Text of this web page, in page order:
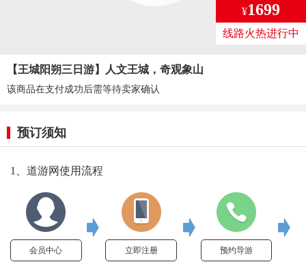
¥1699
线路火热进行中
【王城阳朔三日游】人文王城，奇观象山
该商品在支付成功后需等待卖家确认
预订须知
1、道游网使用流程
会员中心 立即注册 预约导游